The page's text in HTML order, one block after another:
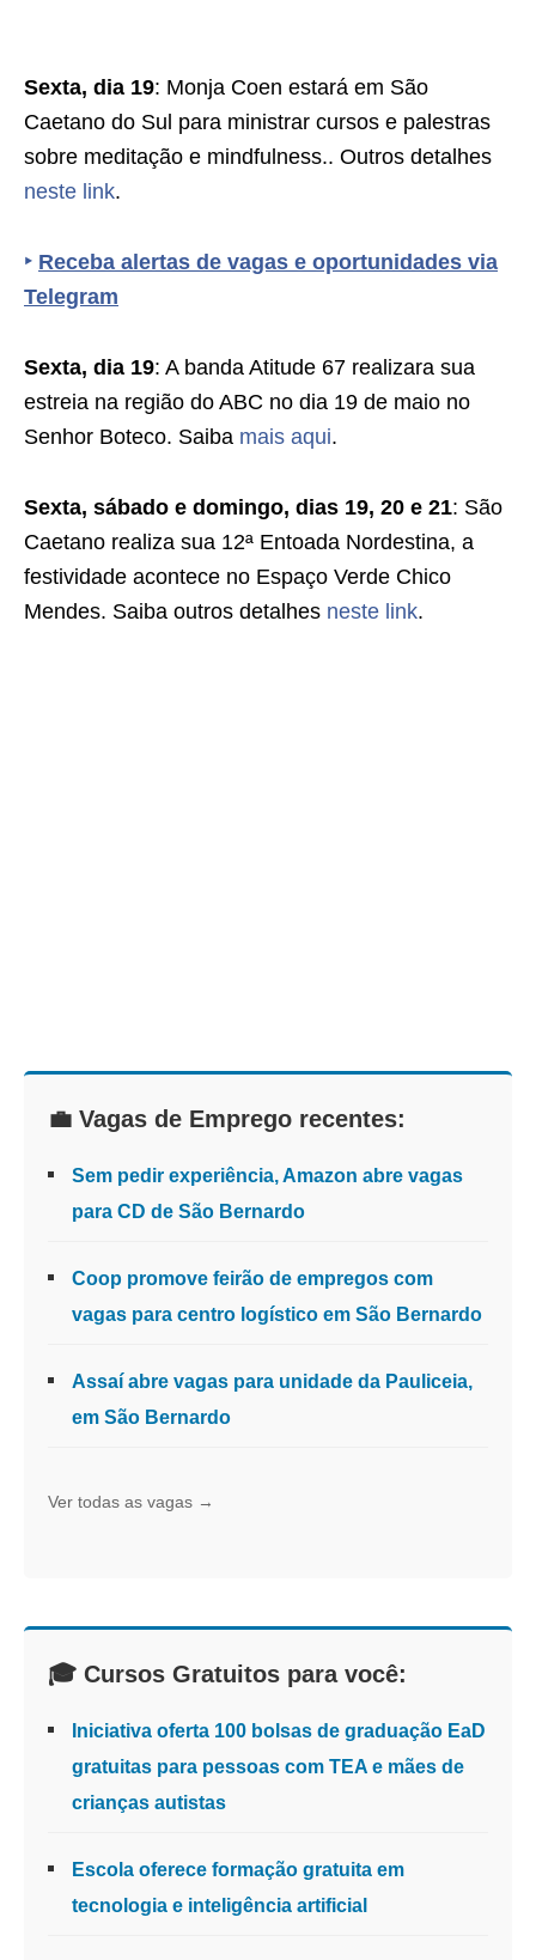
Sexta, dia 19: Monja Coen estará em São
Caetano do Sul para ministrar cursos e palestras
sobre meditação e mindfulness.. Outros detalhes
neste link.
‣ Receba alertas de vagas e oportunidades via
Telegram
Sexta, dia 19: A banda Atitude 67 realizara sua
estreia na região do ABC no dia 19 de maio no
Senhor Boteco. Saiba mais aqui.
Sexta, sábado e domingo, dias 19, 20 e 21: São
Caetano realiza sua 12ª Entoada Nordestina, a
festividade acontece no Espaço Verde Chico
Mendes. Saiba outros detalhes neste link.
💼 Vagas de Emprego recentes:
Sem pedir experiência, Amazon abre vagas
para CD de São Bernardo
Coop promove feirão de empregos com
vagas para centro logístico em São Bernardo
Assaí abre vagas para unidade da Pauliceia,
em São Bernardo
Ver todas as vagas →
🎓 Cursos Gratuitos para você:
Iniciativa oferta 100 bolsas de graduação EaD
gratuitas para pessoas com TEA e mães de
crianças autistas
Escola oferece formação gratuita em
tecnologia e inteligência artificial